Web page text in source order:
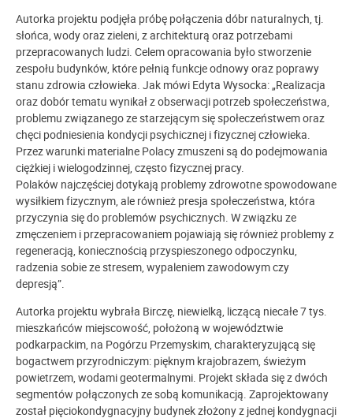
Autorka projektu podjęła próbę połączenia dóbr naturalnych, tj.
słońca, wody oraz zieleni, z architekturą oraz potrzebami
przepracowanych ludzi. Celem opracowania było stworzenie
zespołu budynków, które pełnią funkcje odnowy oraz poprawy
stanu zdrowia człowieka. Jak mówi Edyta Wysocka: „Realizacja
oraz dobór tematu wynikał z obserwacji potrzeb społeczeństwa,
problemu związanego ze starzejącym się społeczeństwem oraz
chęci podniesienia kondycji psychicznej i fizycznej człowieka.
Przez warunki materialne Polacy zmuszeni są do podejmowania
ciężkiej i wielogodzinnej, często fizycznej pracy.
Polaków najczęściej dotykają problemy zdrowotne spowodowane
wysiłkiem fizycznym, ale również presja społeczeństwa, która
przyczynia się do problemów psychicznych. W związku ze
zmęczeniem i przepracowaniem pojawiają się również problemy z
regeneracją, koniecznością przyspieszonego odpoczynku,
radzenia sobie ze stresem, wypaleniem zawodowym czy
depresją”.
Autorka projektu wybrała Birczę, niewielką, liczącą niecałe 7 tys.
mieszkańców miejscowość, położoną w województwie
podkarpackim, na Pogórzu Przemyskim, charakteryzującą się
bogactwem przyrodniczym: pięknym krajobrazem, świeżym
powietrzem, wodami geotermalnymi. Projekt składa się z dwóch
segmentów połączonych ze sobą komunikacją. Zaprojektowany
został pięciokondygnacyjny budynek złożony z jednej kondygnacji